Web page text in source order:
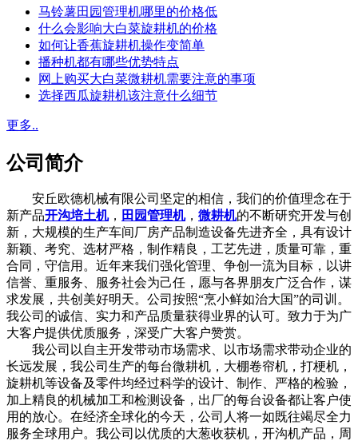
马铃薯田园管理机哪里的价格低
什么会影响大白菜旋耕机的价格
如何让香蕉旋耕机操作变简单
播种机都有哪些优势特点
网上购买大白菜微耕机需要注意的事项
选择西瓜旋耕机该注意什么细节
更多..
公司简介
安丘欧德机械有限公司坚定的相信，我们的价值理念在于
新产品开沟培土机， 田园管理机， 微耕机的不断研究开发与创
新，大规模的生产车间厂房产品制造设备先进齐全，具有设计
新颖、考究、选材严格，制作精良，工艺先进，质量可靠，重
合同，守信用。近年来我们强化管理、争创一流为目标，以讲
信誉、重服务、服务社会为己任，愿与各界朋友广泛合作，谋
求发展，共创美好明天。公司按照“烹小鲜如治大国”的司训。
我公司的诚信、实力和产品质量获得业界的认可。致力于为广
大客户提供优质服务，深受广大客户赞赏。
我公司以自主开发带动市场需求、以市场需求带动企业的
长远发展，我公司生产的每台微耕机，大棚卷帘机，打梗机，
旋耕机等设备及零件均经过科学的设计、制作、严格的检验，
加上精良的机械加工和检测设备，出厂的每台设备都让客户使
用的放心。在经济全球化的今天，公司人将一如既往竭尽全力
服务全球用户。我公司以优质的大葱收获机，开沟机产品，周